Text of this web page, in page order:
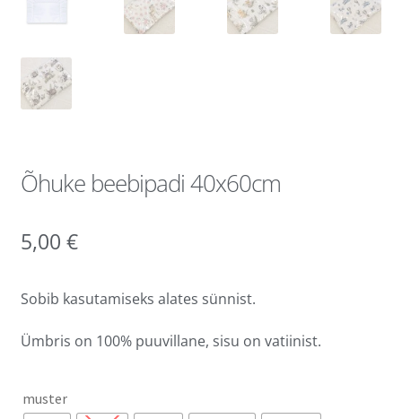
Õhuke beebipadi 40x60cm
5,00 €
Sobib kasutamiseks alates sünnist.
Ümbris on 100% puuvillane, sisu on vatiinist.
muster